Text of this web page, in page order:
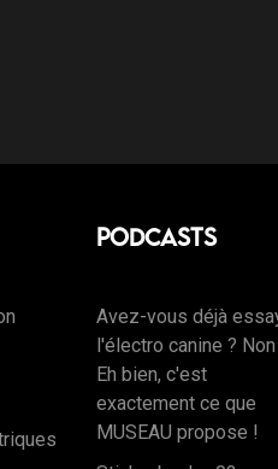
Podcasts
Avez-vous déjà
l'électro canine ? Non
Eh bien, c'est
exactement ce que
MUSEAU propose !